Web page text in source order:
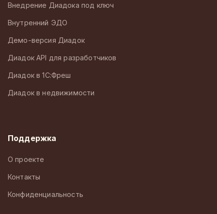
Внедрение Диадока под ключ
Внутренний ЭДО
Демо-версия Диадок
Диадок API для разработчиков
Диадок в 1С:Фреш
Диадок в недвижимости
Поддержка
О проекте
Контакты
Конфиденциальность